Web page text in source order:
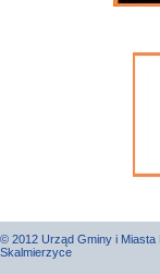
© 2012 Urząd Gminy i Miasta
Skalmierzyce